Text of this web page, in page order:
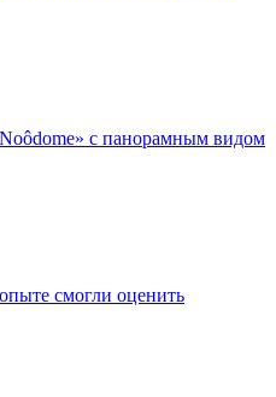
с панорамным видом
смогли оценить